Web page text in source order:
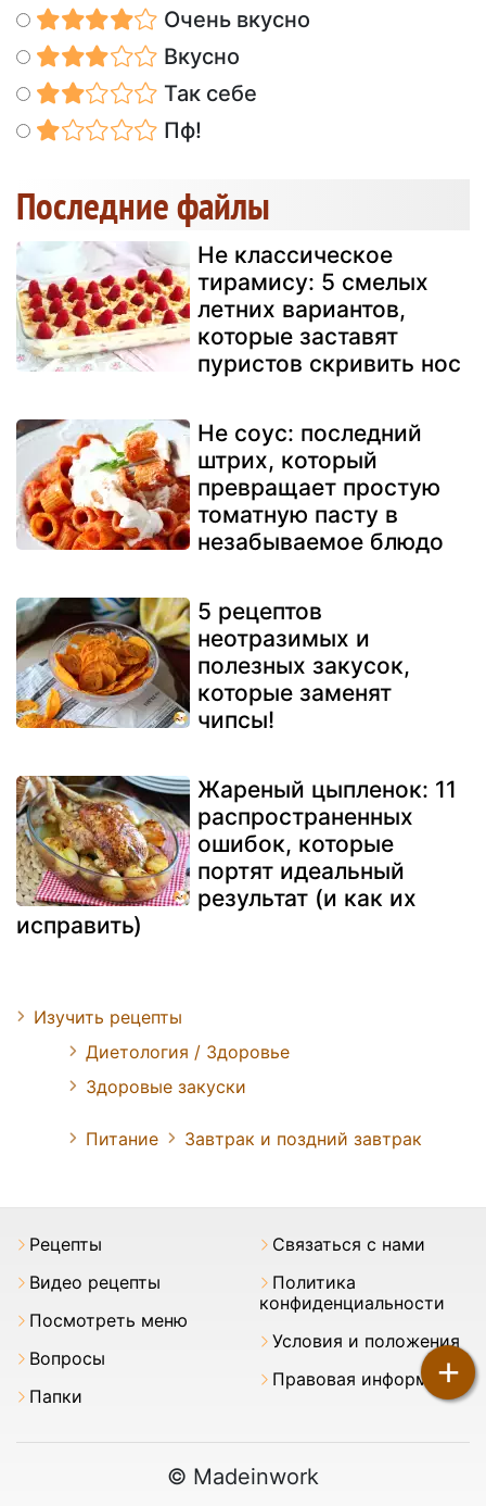
Очень вкусно
Вкусно
Так себе
Пф!
+
Последние файлы
Не классическое
тирамису: 5 смелых
летних вариантов,
которые заставят
пуристов скривить нос
Не соус: последний
штрих, который
превращает простую
томатную пасту в
незабываемое блюдо
5 рецептов
неотразимых и
полезных закусок,
которые заменят
чипсы!
Жареный цыпленок: 11
распространенных
ошибок, которые
портят идеальный
результат (и как их
исправить)
Изучить рецепты
Диетология / Здоровье
Здоровые закуски
Питание Завтрак и поздний завтрак
Pецепты
Видео рецепты
Посмотреть меню
Вопросы
Папки
Связаться с нами
Политика
конфиденциальности
Условия и положения
Правовая информация
© Madeinwork